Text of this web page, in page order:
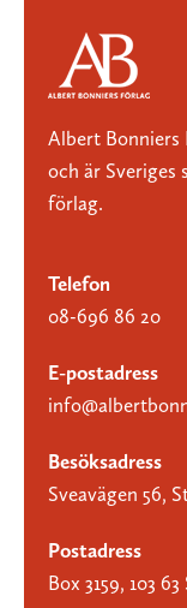
Albert Bonniers
och är Sveriges
förlag.
Telefon
08-696 86 20
E-postadress
Besöksadress
Sveavägen 56,
Postadress
Box 3159, 103